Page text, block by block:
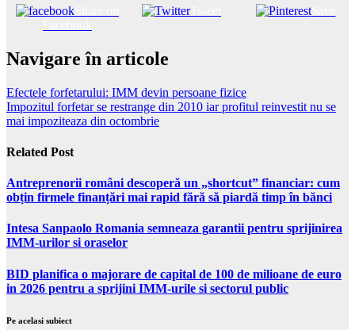
Tweet Save
Navigare în articole
Efectele forfetarului: IMM devin persoane fizice
Impozitul forfetar se restrange din 2010 iar profitul reinvestit nu se
mai impoziteaza din octombrie
Related Post
Antreprenorii români descoperă un „shortcut” financiar: cum
obțin firmele finanțări mai rapid fără să piardă timp în bănci
Intesa Sanpaolo Romania semneaza garantii pentru sprijinirea
IMM-urilor si oraselor
BID planifica o majorare de capital de 100 de milioane de euro
in 2026 pentru a sprijini IMM-urile si sectorul public
Pe acelasi subiect